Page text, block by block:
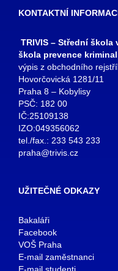
KONTAKTNÍ
TRIVIS – Střední
škola prevence
výpis z obchodního
Hovorčovická 1281/11
Praha 8 – Kobylisy
PSČ: 182 00
IČ:25109138
IZO:049356062
tel./fax.: 233 543 233
praha@trivis.cz
UŽITEČNÉ ODKAZY
Bakaláři
Facebook
VOŠ Praha
E-mail zaměstnanci
E-mail studenti